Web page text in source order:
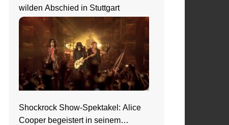
wilden Abschied in Stuttgart
Shockrock Show-Spektakel: Alice
Cooper begeistert in seinem